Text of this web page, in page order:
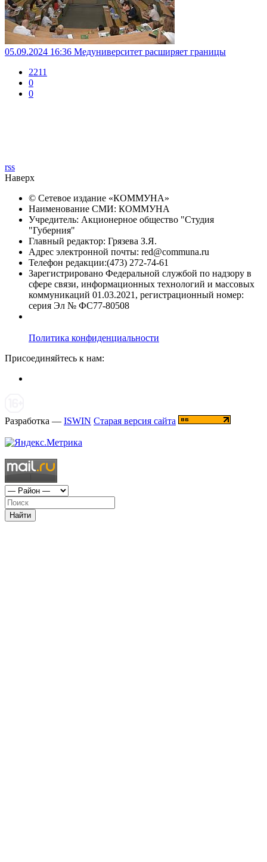
05.09.2024 16:36 Медуниверситет расширяет границы
2211
0
0
rss
Наверх
© Сетевое издание «КОММУНА»
Наименование СМИ: КОММУНА
Учредитель: Акционерное общество "Студия
"Губерния"
Главный редактор: Грязева З.Я.
Адрес электронной почты: red@communa.ru
Телефон редакции:(473) 272-74-61
Зарегистрировано Федеральной службой по надзору в
сфере связи, информационных технологий и массовых
коммуникаций 01.03.2021, регистрационный номер:
серия Эл № ФС77-80508
Политика конфиденциальности
Присоединяйтесь к нам:
Разработка — ISWIN Старая версия сайта
Найти